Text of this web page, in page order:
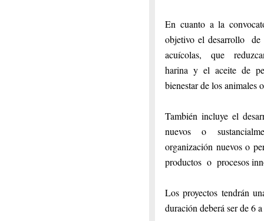
En cuanto a la
objetivo el desarrollo
acuícolas, que
harina y el aceite de
bienestar de los animales
También incluye el
nuevos o
organización nuevos o
productos o procesos
Los proyectos tendrán
duración deberá ser de 6